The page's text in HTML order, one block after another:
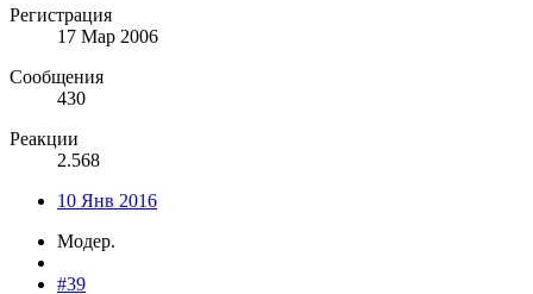
Регистрация
17 Мар 2006
Сообщения
430
Реакции
2.568
10 Янв 2016
Модер.
#39